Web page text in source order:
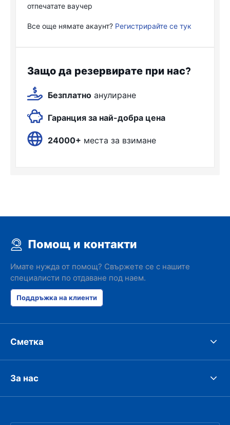
отпечатате ваучер
Все още нямате акаунт? Регистрирайте се тук
Защо да резервирате при нас?
Безплатно анулиране
Гаранция за най-добра цена
24000+ места за взимане
Помощ и контакти
Имате нужда от помощ? Свържете се с нашите
специалисти по отдаване под наем.
Поддръжка на клиенти
Сметка
За нас